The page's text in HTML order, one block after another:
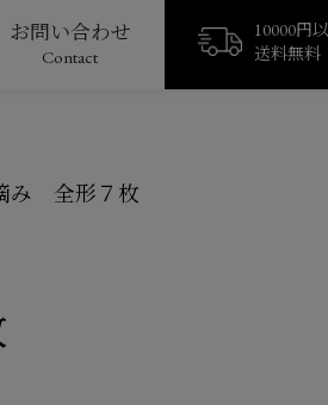
お問い合わせ
Contact
10000円
送料無料
み 全形７枚